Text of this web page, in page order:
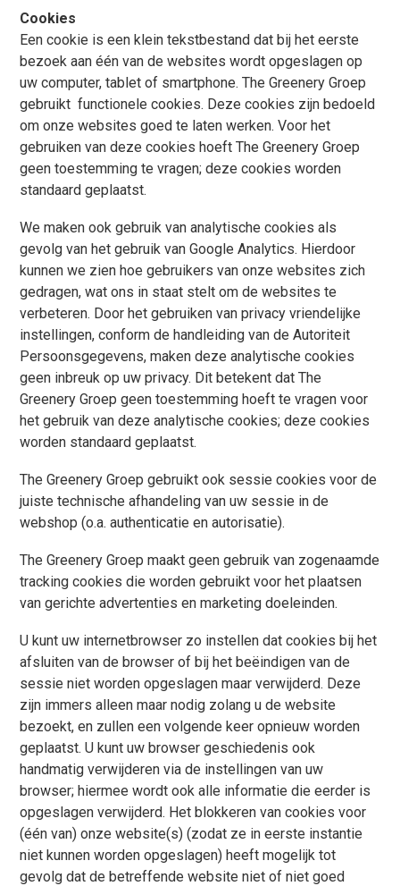
Cookies
Een cookie is een klein tekstbestand dat bij het eerste
bezoek aan één van de websites wordt opgeslagen op
uw computer, tablet of smartphone. The Greenery Groep
gebruikt functionele cookies. Deze cookies zijn bedoeld
om onze websites goed te laten werken. Voor het
gebruiken van deze cookies hoeft The Greenery Groep
geen toestemming te vragen; deze cookies worden
standaard geplaatst.
We maken ook gebruik van analytische cookies als
gevolg van het gebruik van Google Analytics. Hierdoor
kunnen we zien hoe gebruikers van onze websites zich
gedragen, wat ons in staat stelt om de websites te
verbeteren. Door het gebruiken van privacy vriendelijke
instellingen, conform de handleiding van de Autoriteit
Persoonsgegevens, maken deze analytische cookies
geen inbreuk op uw privacy. Dit betekent dat The
Greenery Groep geen toestemming hoeft te vragen voor
het gebruik van deze analytische cookies; deze cookies
worden standaard geplaatst.
The Greenery Groep gebruikt ook sessie cookies voor de
juiste technische afhandeling van uw sessie in de
webshop (o.a. authenticatie en autorisatie).
The Greenery Groep maakt geen gebruik van zogenaamde
tracking cookies die worden gebruikt voor het plaatsen
van gerichte advertenties en marketing doeleinden.
U kunt uw internetbrowser zo instellen dat cookies bij het
afsluiten van de browser of bij het beëindigen van de
sessie niet worden opgeslagen maar verwijderd. Deze
zijn immers alleen maar nodig zolang u de website
bezoekt, en zullen een volgende keer opnieuw worden
geplaatst. U kunt uw browser geschiedenis ook
handmatig verwijderen via de instellingen van uw
browser; hiermee wordt ook alle informatie die eerder is
opgeslagen verwijderd. Het blokkeren van cookies voor
(één van) onze website(s) (zodat ze in eerste instantie
niet kunnen worden opgeslagen) heeft mogelijk tot
gevolg dat de betreffende website niet of niet goed